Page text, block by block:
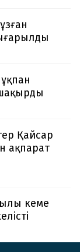
Қайсар
ақпарат
кеме